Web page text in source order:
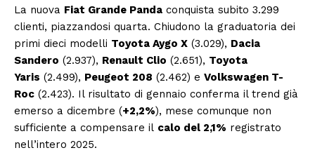
La nuova Fiat Grande Panda conquista subito 3.299
clienti, piazzandosi quarta. Chiudono la graduatoria dei
primi dieci modelli Toyota Aygo X (3.029), Dacia
Sandero (2.937), Renault Clio (2.651), Toyota
Yaris (2.499), Peugeot 208 (2.462) e Volkswagen T-
Roc (2.423). Il risultato di gennaio conferma il trend già
emerso a dicembre (+2,2%), mese comunque non
sufficiente a compensare il calo del 2,1% registrato
nell’intero 2025.